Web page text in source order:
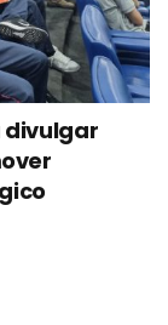
divulgar